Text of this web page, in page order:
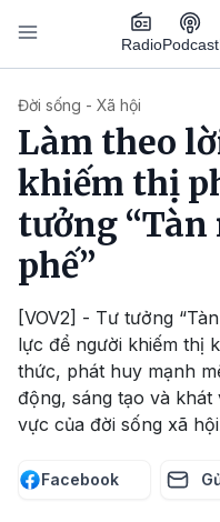
Nhảy đến nội dung
RadioPodcast
Đời sống - Xã hội
Làm theo
khiếm thị
tưởng
phế”
[VOV2] - Tư tưởng
lực để người khiếm thị
thức, phát huy mạnh
động, sáng tạo và
vực của đời sống xã
Facebook